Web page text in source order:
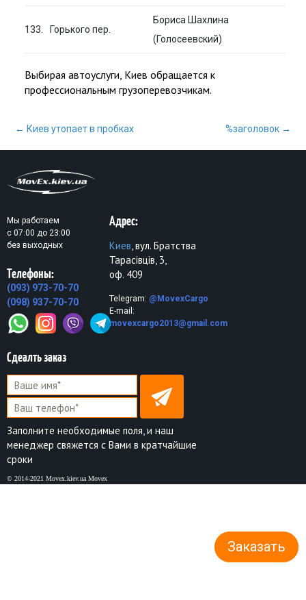
133. Горького пер.
Бориса Шахлина
(Голосеевский)
Выбирая автоуслуги, Киев обращается к
профессиональным грузоперевозчикам.
Почтовая
← Киев утопает в пробках %заголовок →
Мы работаем
с 07:00 до 23:00
без выходных
Адрес:
Киев, вул. Братства
Тарасівців, 3,
оф. 409
Telegram: @MovexCargo
E-mail:
movexcargo2013@gmail.com
Телефоны:
(093) 973-70-70
(098) 937-70-70
Сдеалть заказ
Заполните необходимые поля, и наш
менеджер свяжется с Вами в кратчайшие
сроки
© 2014-2021 Movex.kiev.ua Movex
Заказать